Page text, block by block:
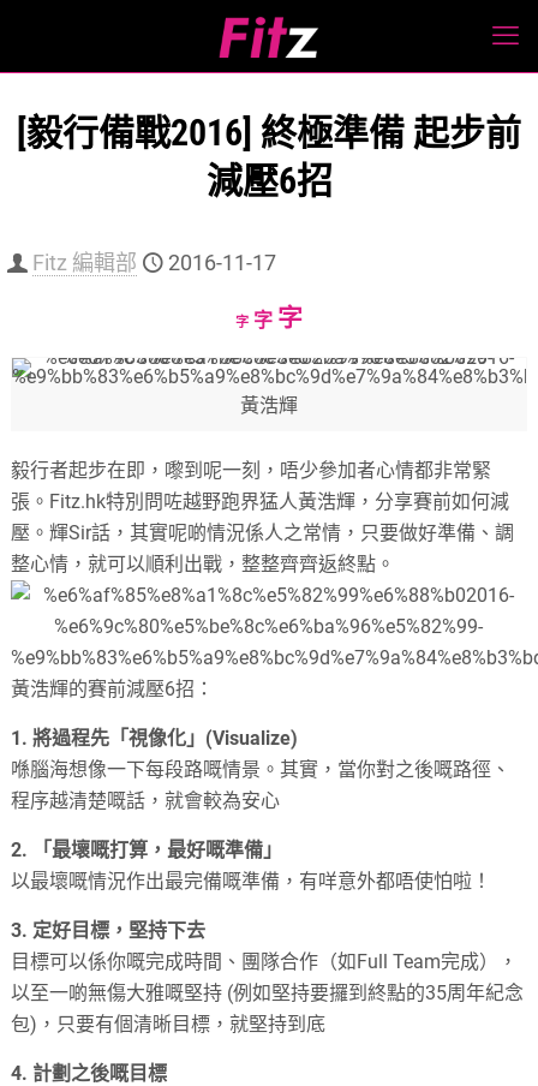
[毅行備戰2016] 終極準備 起步前
減壓6招
Fitz 編輯部 2016-11-17
字Decrease
size.
字Reset
size.
字Increase
size.
黃浩輝
毅行者起步在即，嚟到呢一刻，唔少參加者心情都非常緊
張。Fitz.hk特別問咗越野跑界猛人黃浩輝，分享賽前如何減
壓。輝Sir話，其實呢啲情況係人之常情，只要做好準備、調
整心情，就可以順利出戰，整整齊齊返終點。
黃浩輝的賽前減壓6招：
1. 將過程先「視像化」(Visualize)
喺腦海想像一下每段路嘅情景。其實，當你對之後嘅路徑、
程序越清楚嘅話，就會較為安心
2. 「最壞嘅打算，最好嘅準備」
以最壞嘅情況作出最完備嘅準備，有咩意外都唔使怕啦！
3. 定好目標，堅持下去
目標可以係你嘅完成時間、團隊合作（如Full Team完成），
以至一啲無傷大雅嘅堅持 (例如堅持要攞到終點的35周年紀念
包)，只要有個清晰目標，就堅持到底
4. 計劃之後嘅目標